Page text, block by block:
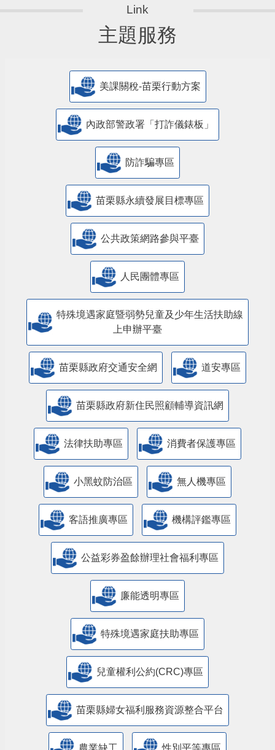
主題服務
美課關稅-苗栗行動方案
內政部警政署「打詐儀錶板」
防詐騙專區
苗栗縣永續發展目標專區
公共政策網路參與平臺
人民團體專區
特殊境遇家庭暨弱勢兒童及少年生活扶助線
上申辦平臺
苗栗縣政府交通安全網 道安專區
苗栗縣政府新住民照顧輔導資訊網
法律扶助專區 消費者保護專區
小黑蚊防治區 無人機專區
客語推廣專區 機構評鑑專區
公益彩券盈餘辦理社會福利專區
廉能透明專區
特殊境遇家庭扶助專區
兒童權利公約(CRC)專區
苗栗縣婦女福利服務資源整合平台
農業缺工 性別平等專區